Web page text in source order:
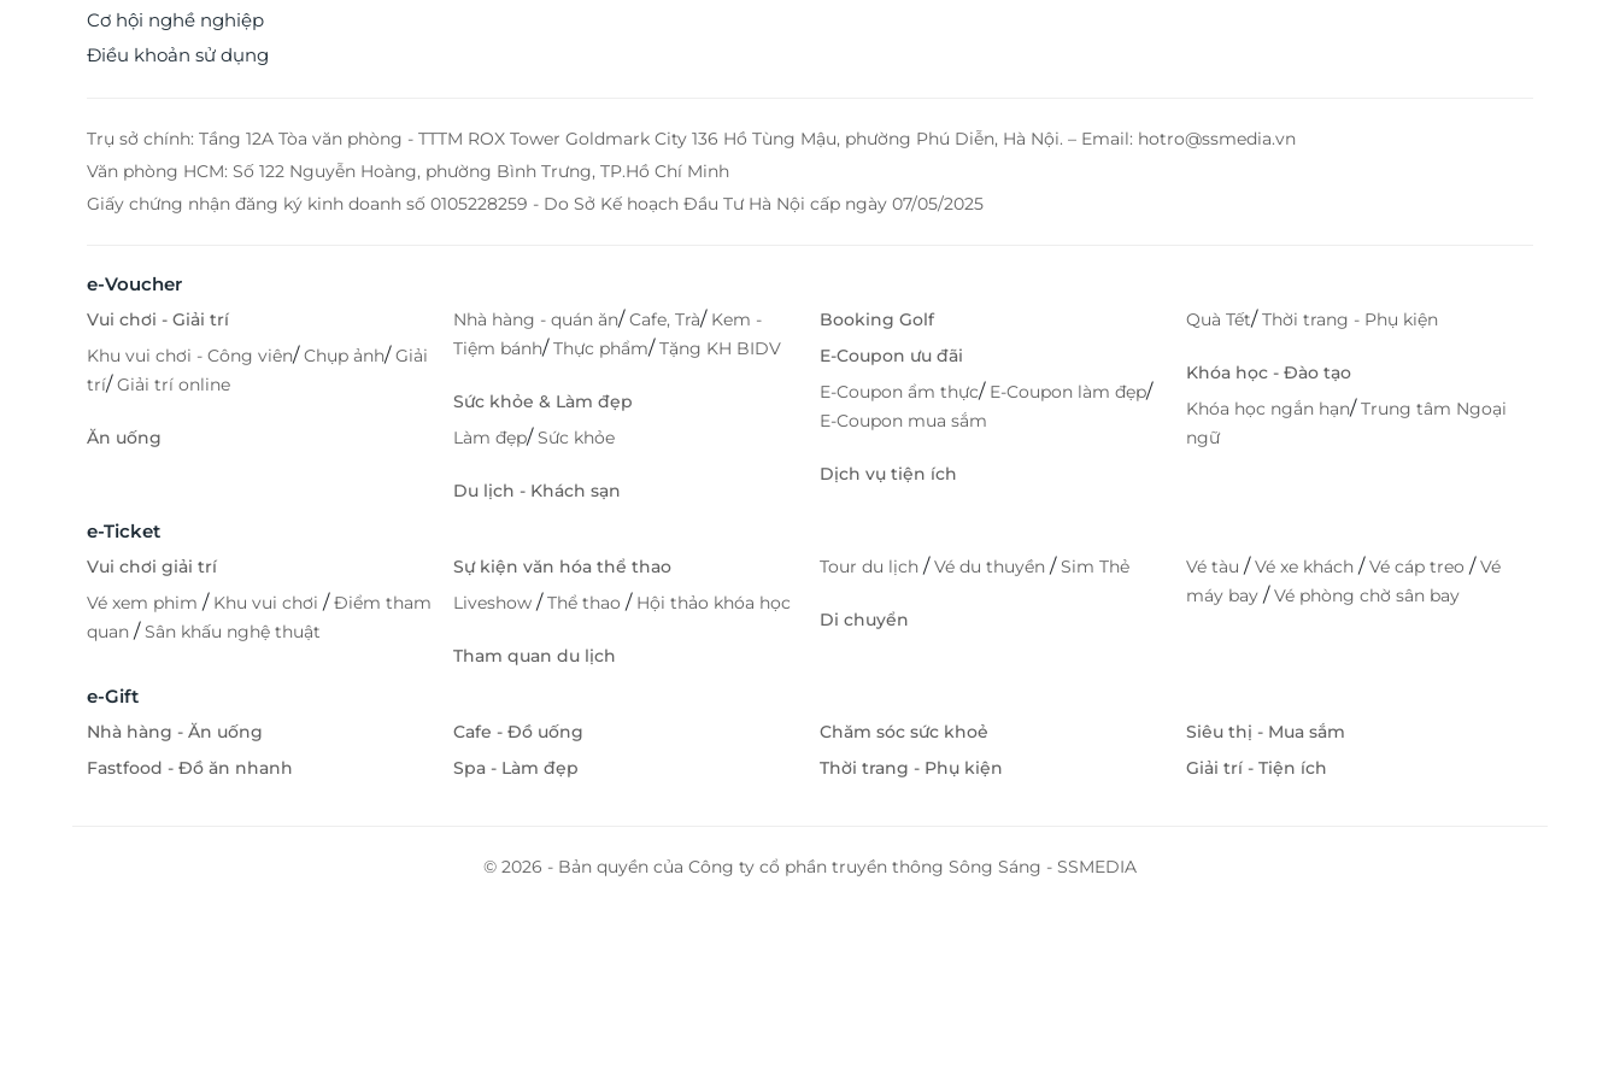
Cơ hội nghề nghiệp
Điều khoản sử dụng
Trụ sở chính: Tầng 12A Tòa văn phòng - TTTM ROX Tower Goldmark City 136 Hồ Tùng Mậu, phường Phú Diễn, Hà Nội. – Email: hotro@ssmedia.vn
Văn phòng HCM: Số 122 Nguyễn Hoàng, phường Bình Trưng, TP.Hồ Chí Minh
Giấy chứng nhận đăng ký kinh doanh số 0105228259 - Do Sở Kế hoạch Đầu Tư Hà Nội cấp ngày 07/05/2025
e-Voucher
Vui chơi - Giải trí
Khu vui chơi - Công viên/Chụp ảnh/Giải
trí/Giải trí online
Ăn uống
Nhà hàng - quán ăn/Cafe, Trà/ Kem -
Tiệm bánh/Thực phẩm/Tặng KH BIDV
Sức khỏe & Làm đẹp
Làm đẹp/Sức khỏe
Du lịch - Khách sạn
Booking Golf
E-Coupon ưu đãi
E-Coupon ẩm thực/ E-Coupon làm đẹp/
E-Coupon mua sắm
Dịch vụ tiện ích
Quà Tết/Thời trang - Phụ kiện
Khóa học - Đào tạo
Khóa học ngắn hạn/Trung tâm Ngoại
ngữ
e-Ticket
Vui chơi giải trí
Vé xem phim / Khu vui chơi /Điểm tham
quan /Sân khấu nghệ thuật
Sự kiện văn hóa thể thao
Liveshow /Thể thao / Hội thảo khóa học
Tham quan du lịch
Tour du lịch /Vé du thuyền /Sim Thẻ
Di chuyển
Vé tàu /Vé xe khách /Vé cáp treo /Vé
máy bay /Vé phòng chờ sân bay
e-Gift
Nhà hàng - Ăn uống
Fastfood - Đồ ăn nhanh
Cafe - Đồ uống
Spa - Làm đẹp
Chăm sóc sức khoẻ
Thời trang - Phụ kiện
Siêu thị - Mua sắm
Giải trí - Tiện ích
© 2026 - Bản quyền của Công ty cổ phần truyền thông Sông Sáng - SSMEDIA